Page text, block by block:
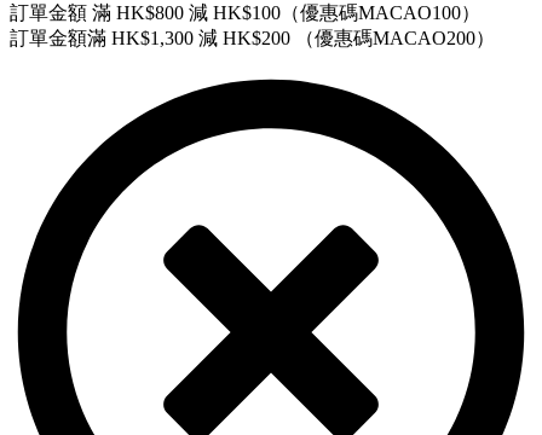
訂單金額 滿 HK$800 減 HK$100（優惠碼MACAO100）
訂單金額滿 HK$1,300 減 HK$200 （優惠碼MACAO200）